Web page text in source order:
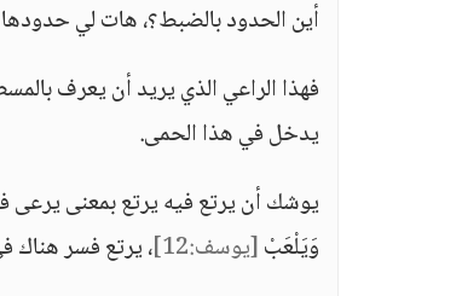
أين الحدود بالضبط؟، هات لي حدودها
فهذا الراعي الذي يريد أن يعرف
يدخل في هذا الحمى.
يوشك أن يرتع فيه يرتع بمعنى يرعى
وَيَلْعَبْ[يوسف:12]
، يرتع فسر